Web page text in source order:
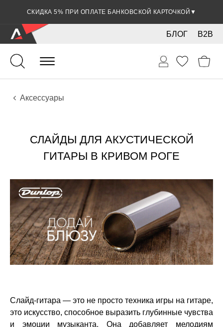
СКИДКА 5% ПРИ ОПЛАТЕ БАНКОВСКОЙ КАРТОЧКОЙ ▼
B2B
БЛОГ
Гитары
Акустические инструменты
Аксессуары
СЛАЙДЫ ДЛЯ АКУСТИЧЕСКОЙ
ГИТАРЫ В КРИВОМ РОГЕ
Слайд-гитара — это не просто техника игры на гитаре,
это искусство, способное выразить глубинные чувства
и эмоции музыканта. Она добавляет мелодиям